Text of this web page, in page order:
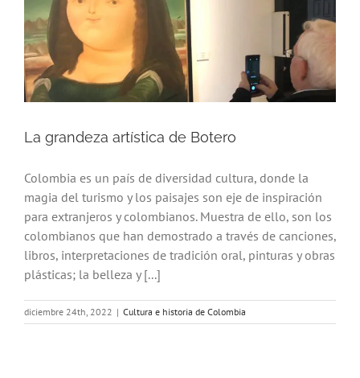
La grandeza artística de Botero
Colombia es un país de diversidad cultura, donde la
magia del turismo y los paisajes son eje de inspiración
para extranjeros y colombianos. Muestra de ello, son los
colombianos que han demostrado a través de canciones,
libros, interpretaciones de tradición oral, pinturas y obras
plásticas; la belleza y [...]
diciembre 24th, 2022 | Cultura e historia de Colombia